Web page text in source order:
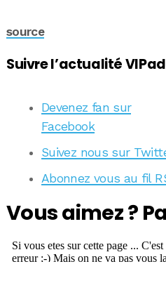
source
Suivre l’actualité
Devenez fan sur
Facebook
Suivez nous sur
Abonnez vous au fil
Vous aimez ?